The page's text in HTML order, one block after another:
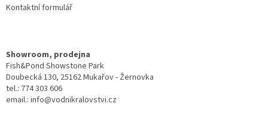
Kontaktní formulář
Showroom, prodejna
Fish&Pond Showstone Park
Doubecká 130, 25162 Mukařov - Žernovka
tel.: 774 303 606
email.: info@vodnikralovstvi.cz